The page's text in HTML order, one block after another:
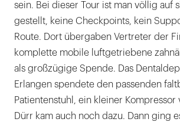
sein. Bei dieser Tour ist man völlig auf
gestellt, keine Checkpoints, kein
Route. Dort übergaben Vertreter der
komplette mobile luftgetriebene
als großzügige Spende. Das
Erlangen spendete den passenden
Patientenstuhl, ein kleiner Kompressor
Dürr kam auch noch dazu. Dann ging